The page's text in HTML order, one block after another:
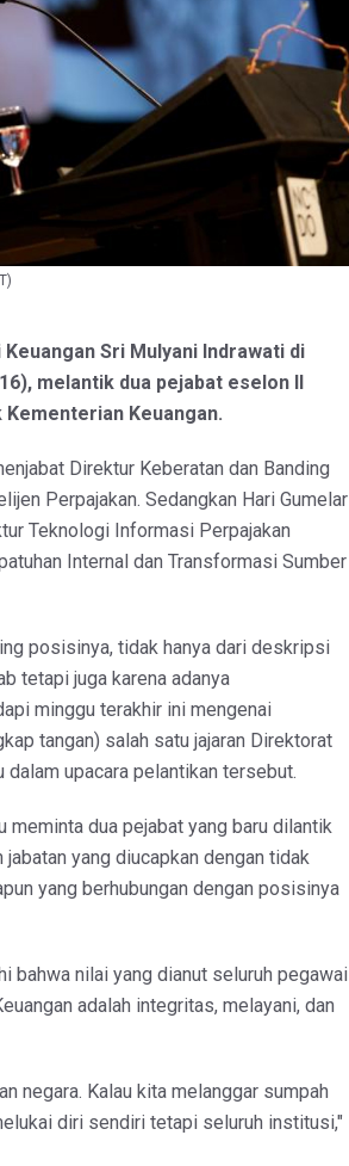
Sri Mulyani Indrawati di
melantik dua pejabat eselon II
Keuangan.
Direktur Keberatan dan Banding
Perpajakan. Sedangkan Hari Gumelar
Teknologi Informasi Perpajakan
Internal dan Transformasi Sumber
posisinya, tidak hanya dari deskripsi
tetapi juga karena adanya
minggu terakhir ini mengenai
tangan) salah satu jajaran Direktorat
dalam upacara pelantikan tersebut.
meminta dua pejabat yang baru dilantik
yang diucapkan dengan tidak
yang berhubungan dengan posisinya
bahwa nilai yang dianut seluruh pegawai
adalah integritas, melayani, dan
negara. Kalau kita melanggar sumpah
diri sendiri tetapi seluruh institusi,"